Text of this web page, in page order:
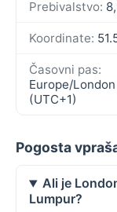
Prebivalstvo:
Koordinate:
Časovni pas:
Europe/London
(UTC+1)
Pogosta
Ali je
Lumpur?